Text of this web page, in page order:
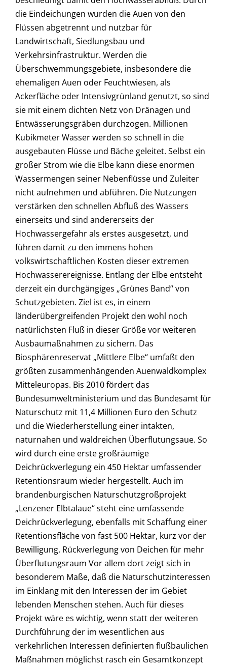
die Eindeichungen wurden die Auen von den
Flüssen abgetrennt und nutzbar für
Landwirtschaft, Siedlungsbau und
Verkehrsinfrastruktur. Werden die
Überschwemmungsgebiete, insbesondere die
ehemaligen Auen oder Feuchtwiesen, als
Ackerfläche oder Intensivgrünland genutzt, so sind
sie mit einem dichten Netz von Dränagen und
Entwässerungsgräben durchzogen. Millionen
Kubikmeter Wasser werden so schnell in die
ausgebauten Flüsse und Bäche geleitet. Selbst ein
großer Strom wie die Elbe kann diese enormen
Wassermengen seiner Nebenflüsse und Zuleiter
nicht aufnehmen und abführen. Die Nutzungen
verstärken den schnellen Abfluß des Wassers
einerseits und sind andererseits der
Hochwassergefahr als erstes ausgesetzt, und
führen damit zu den immens hohen
volkswirtschaftlichen Kosten dieser extremen
Hochwasserereignisse. Entlang der Elbe entsteht
derzeit ein durchgängiges „Grünes Band“ von
Schutzgebieten. Ziel ist es, in einem
länderübergreifenden Projekt den wohl noch
natürlichsten Fluß in dieser Größe vor weiteren
Ausbaumaßnahmen zu sichern. Das
Biosphärenreservat „Mittlere Elbe“ umfaßt den
größten zusammenhängenden Auenwaldkomplex
Mitteleuropas. Bis 2010 fördert das
Bundesumweltministerium und das Bundesamt für
Naturschutz mit 11,4 Millionen Euro den Schutz
und die Wiederherstellung einer intakten,
naturnahen und waldreichen Überflutungsaue. So
wird durch eine erste großräumige
Deichrückverlegung ein 450 Hektar umfassender
Retentionsraum wieder hergestellt. Auch im
brandenburgischen Naturschutzgroßprojekt
„Lenzener Elbtalaue“ steht eine umfassende
Deichrückverlegung, ebenfalls mit Schaffung einer
Retentionsfläche von fast 500 Hektar, kurz vor der
Bewilligung. Rückverlegung von Deichen für mehr
Überflutungsraum Vor allem dort zeigt sich in
besonderem Maße, daß die Naturschutzinteressen
im Einklang mit den Interessen der im Gebiet
lebenden Menschen stehen. Auch für dieses
Projekt wäre es wichtig, wenn statt der weiteren
Durchführung der im wesentlichen aus
verkehrlichen Interessen definierten flußbaulichen
Maßnahmen möglichst rasch ein Gesamtkonzept